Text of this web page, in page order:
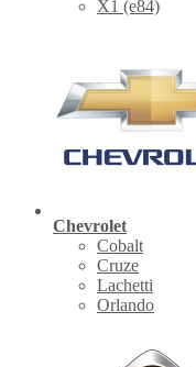
X1 (е84)
Chevrolet
Cobalt
Cruze
Lachetti
Orlando